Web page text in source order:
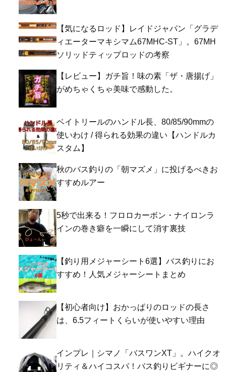
【気になるロッド】レイドジャパン「グラデ
ィエーターマキシマム67MHC-ST」。67MH
ソリッドティップロッドの考察
【レビュー】ガチ旨！味の素「ザ・唐揚げ」
がめちゃくちゃ美味で感動した。
ベイトリールのハンドル長、80/85/90mmの
使いわけ / 得られる効果の違い【ハンドルカ
スタム】
秋のバス釣りの「朝マズメ」に投げるべきお
すすめルアー
5秒で出来る！フロロカーボン・ナイロンラ
インの巻き癖を一瞬にして消す裏技
【釣り用メジャーシート6選】バス釣りにお
すすめ！人気メジャーシートまとめ
【初心者向け】おかっぱりのロッドの長さ
は、6.5フィートくらいが使いやすい理由
インプレ｜シマノ「バスワンXT」。ハイクオ
リティ＆ハイコスパ！バス釣りビギナーに◎